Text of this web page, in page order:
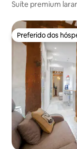
Suíte premium
Preferido dos
Preferido dos